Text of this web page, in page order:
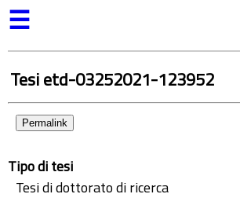
☰
Tesi etd-03252021-123952
Permalink
Tipo di tesi
Tesi di dottorato di ricerca